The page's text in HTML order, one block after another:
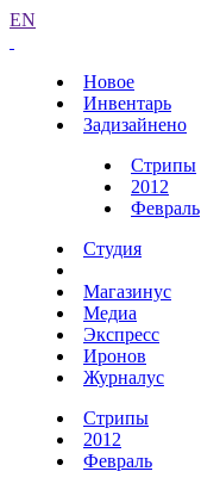
EN
Новое
Инвентарь
Задизайнено
Стрипы
2012
Февраль
Студия
Магазинус
Медиа
Экспресс
Иронов
Журналус
Стрипы
2012
Февраль